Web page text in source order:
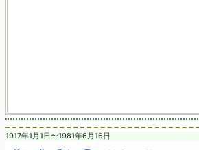
1917年1月1日〜1981年6月16日